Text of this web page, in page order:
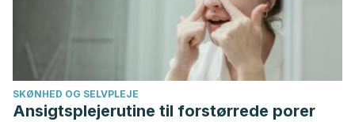
SKØNHED OG SELVPLEJE
Ansigtsplejerutine til forstørrede porer